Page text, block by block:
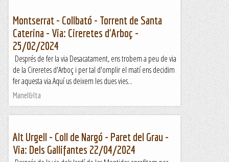
Montserrat - Collbató - Torrent de Santa
Caterina - Via: Cireretes d'Arboç -
25/02/2024
Després de fer la via Desacatament, ens trobem a peu de via
de la Cireretes d'Arboç i per tal d'omplir el matí ens decidim
fer aquesta via.Aquí us deixem les dues vies...
Manel&Ita
Alt Urgell - Coll de Nargó - Paret del Grau -
Via: Dels Gallifantes 22/04/2024